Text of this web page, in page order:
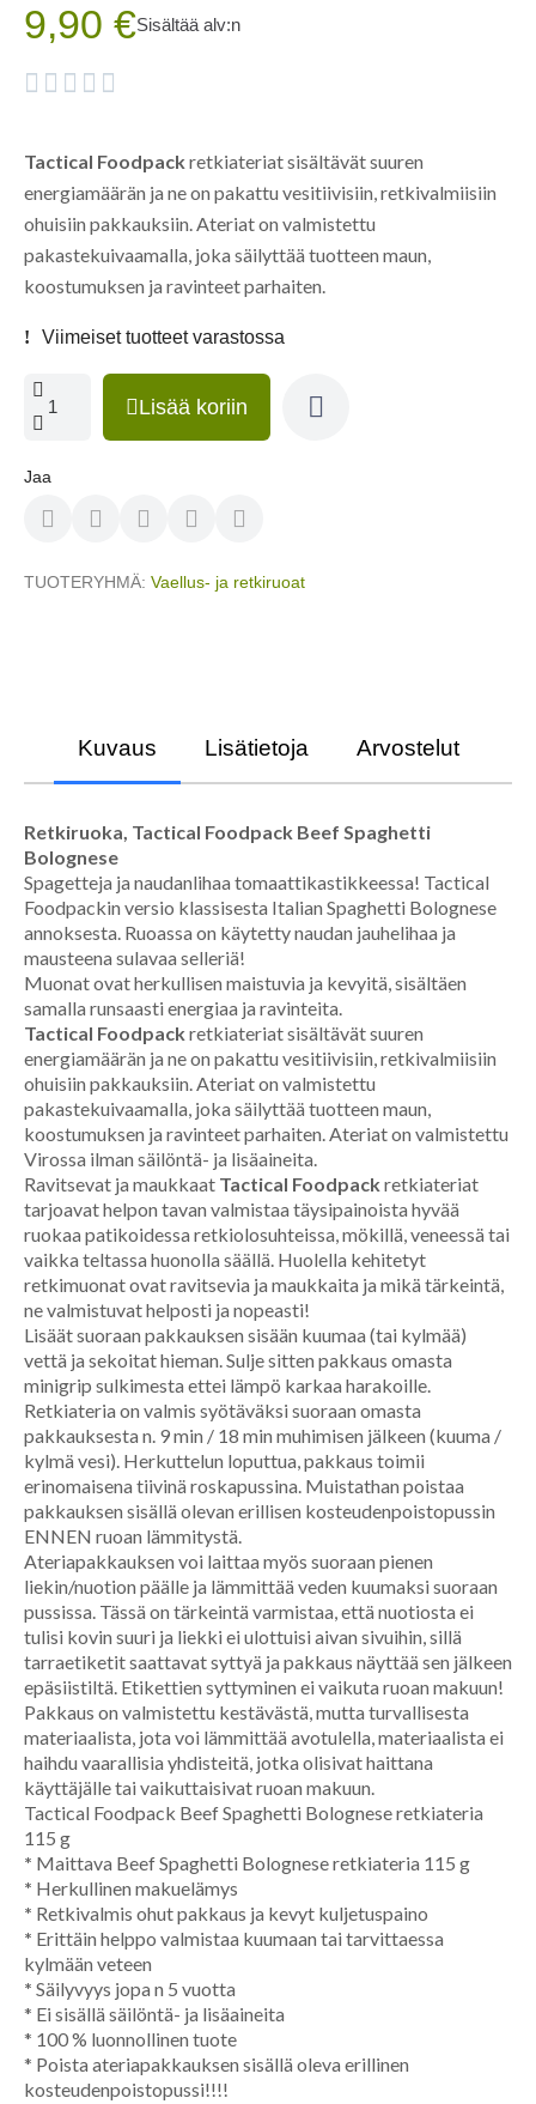
9,90 €Sisältää alv:n
    
Tactical Foodpack retkiateriat sisältävät suuren
energiamäärän ja ne on pakattu vesitiivisiin, retkivalmiisiin
ohuisiin pakkauksiin. Ateriat on valmistettu
pakastekuivaamalla, joka säilyttää tuotteen maun,
koostumuksen ja ravinteet parhaiten.
Viimeiset tuotteet varastossa
Lisää koriin
Jaa
TUOTERYHMÄ Vaellus- ja retkiruoat
Kuvaus Lisätietoja Arvostelut
Retkiruoka, Tactical Foodpack Beef Spaghetti
Bolognese
Spagetteja ja naudanlihaa tomaattikastikkeessa! Tactical
Foodpackin versio klassisesta Italian Spaghetti Bolognese
annoksesta. Ruoassa on käytetty naudan jauhelihaa ja
mausteena sulavaa selleriä!
Muonat ovat herkullisen maistuvia ja kevyitä, sisältäen
samalla runsaasti energiaa ja ravinteita.
Tactical Foodpack retkiateriat sisältävät suuren
energiamäärän ja ne on pakattu vesitiivisiin, retkivalmiisiin
ohuisiin pakkauksiin. Ateriat on valmistettu
pakastekuivaamalla, joka säilyttää tuotteen maun,
koostumuksen ja ravinteet parhaiten. Ateriat on valmistettu
Virossa ilman säilöntä- ja lisäaineita.
Ravitsevat ja maukkaat Tactical Foodpack retkiateriat
tarjoavat helpon tavan valmistaa täysipainoista hyvää
ruokaa patikoidessa retkiolosuhteissa, mökillä, veneessä tai
vaikka teltassa huonolla säällä. Huolella kehitetyt
retkimuonat ovat ravitsevia ja maukkaita ja mikä tärkeintä,
ne valmistuvat helposti ja nopeasti!
Lisäät suoraan pakkauksen sisään kuumaa (tai kylmää)
vettä ja sekoitat hieman. Sulje sitten pakkaus omasta
minigrip sulkimesta ettei lämpö karkaa harakoille.
Retkiateria on valmis syötäväksi suoraan omasta
pakkauksesta n. 9 min / 18 min muhimisen jälkeen (kuuma /
kylmä vesi). Herkuttelun loputtua, pakkaus toimii
erinomaisena tiivinä roskapussina. Muistathan poistaa
pakkauksen sisällä olevan erillisen kosteudenpoistopussin
ENNEN ruoan lämmitystä.
Ateriapakkauksen voi laittaa myös suoraan pienen
liekin/nuotion päälle ja lämmittää veden kuumaksi suoraan
pussissa. Tässä on tärkeintä varmistaa, että nuotiosta ei
tulisi kovin suuri ja liekki ei ulottuisi aivan sivuihin, sillä
tarraetiketit saattavat syttyä ja pakkaus näyttää sen jälkeen
epäsiistiltä. Etikettien syttyminen ei vaikuta ruoan makuun!
Pakkaus on valmistettu kestävästä, mutta turvallisesta
materiaalista, jota voi lämmittää avotulella, materiaalista ei
haihdu vaarallisia yhdisteitä, jotka olisivat haittana
käyttäjälle tai vaikuttaisivat ruoan makuun.
Tactical Foodpack Beef Spaghetti Bolognese retkiateria
115 g
* Maittava Beef Spaghetti Bolognese retkiateria 115 g
* Herkullinen makuelämys
* Retkivalmis ohut pakkaus ja kevyt kuljetuspaino
* Erittäin helppo valmistaa kuumaan tai tarvittaessa
kylmään veteen
* Säilyvyys jopa n 5 vuotta
* Ei sisällä säilöntä- ja lisäaineita
* 100 % luonnollinen tuote
* Poista ateriapakkauksen sisällä oleva erillinen
kosteudenpoistopussi!!!!